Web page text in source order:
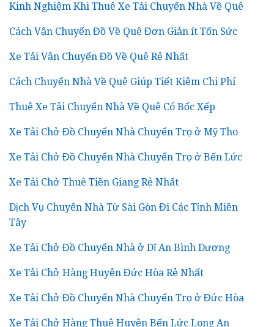
Kinh Nghiệm Khi Thuê Xe Tải Chuyển Nhà Về Quê
Cách Vận Chuyển Đồ Về Quê Đơn Giản ít Tốn Sức
Xe Tải Vận Chuyển Đồ Về Quê Rẻ Nhất
Cách Chuyển Nhà Về Quê Giúp Tiết Kiệm Chi Phí
Thuê Xe Tải Chuyển Nhà Về Quê Có Bốc Xếp
Xe Tải Chở Đồ Chuyển Nhà Chuyển Trọ ở Mỹ Tho
Xe Tải Chở Đồ Chuyển Nhà Chuyển Trọ ở Bến Lức
Xe Tải Chở Thuê Tiền Giang Rẻ Nhất
Dịch Vụ Chuyển Nhà Từ Sài Gòn Đi Các Tỉnh Miền
Tây
Xe Tải Chở Đồ Chuyển Nhà ở Dĩ An Bình Dương
Xe Tải Chở Hàng Huyện Đức Hòa Rẻ Nhất
Xe Tải Chở Đồ Chuyển Nhà Chuyển Trọ ở Đức Hòa
Xe Tải Chở Hàng Thuê Huyện Bến Lức Long An